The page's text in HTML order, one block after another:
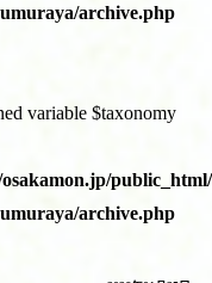
archive.php
variable $taxonomy
osakamon.jp/
archive.php